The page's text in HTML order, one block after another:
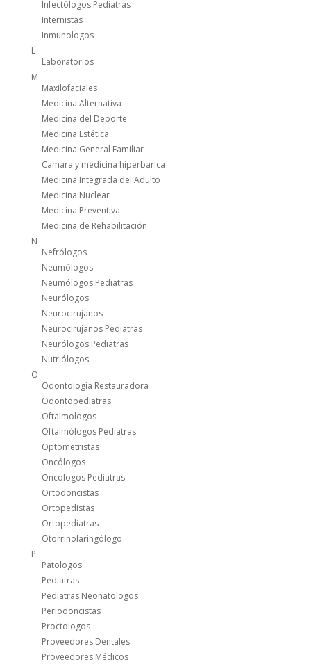
Infectólogos Pediatras
Internistas
Inmunologos
L
Laboratorios
M
Maxilofaciales
Medicina Alternativa
Medicina del Deporte
Medicina Estética
Medicina General Familiar
Camara y medicina hiperbarica
Medicina Integrada del Adulto
Medicina Nuclear
Medicina Preventiva
Medicina de Rehabilitación
N
Nefrólogos
Neumólogos
Neumólogos Pediatras
Neurólogos
Neurocirujanos
Neurocirujanos Pediatras
Neurólogos Pediatras
Nutriólogos
O
Odontología Restauradora
Odontopediatras
Oftalmologos
Oftalmólogos Pediatras
Optometristas
Oncólogos
Oncologos Pediatras
Ortodoncistas
Ortopedistas
Ortopediatras
Otorrinolaringólogo
P
Patologos
Pediatras
Pediatras Neonatologos
Periodoncistas
Proctologos
Proveedores Dentales
Proveedores Médicos